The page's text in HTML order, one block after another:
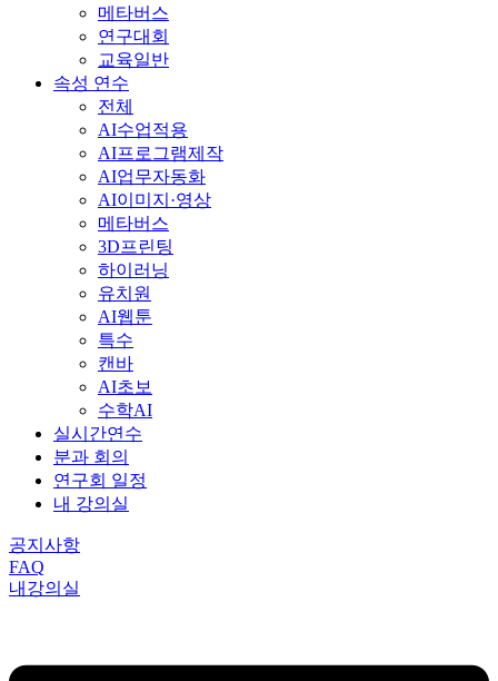
메타버스
연구대회
교육일반
속성 연수
전체
AI수업적용
AI프로그램제작
AI업무자동화
AI이미지·영상
메타버스
3D프린팅
하이러닝
유치원
AI웹툰
특수
캔바
AI초보
수학AI
실시간연수
분과 회의
연구회 일정
내 강의실
공지사항
FAQ
내강의실